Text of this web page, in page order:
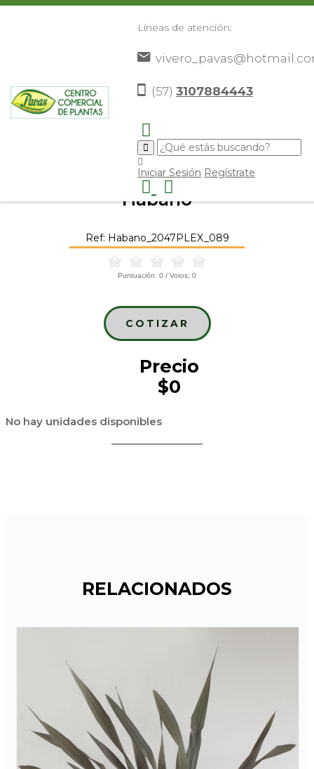
Líneas de atención:
(57) 3107884443
Iniciar Sesión Regístrate
Plantas> Plantas De Exterior>
Habano
Ref: Habano_2047PLEX_089
Puntuación: 0 / Votos: 0
COTIZAR
Precio
$0
No hay unidades disponibles
RELACIONADOS